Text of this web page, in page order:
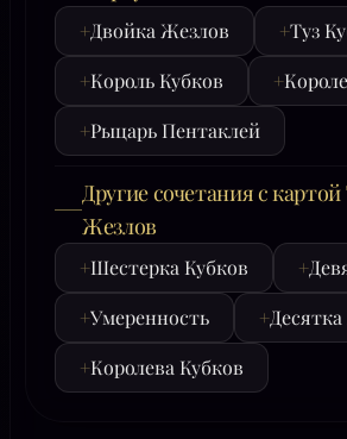
+Двойка Жезлов +Туз
+Король Кубков +
+Рыцарь Пентаклей
Другие сочетания с
Жезлов
+Шестерка Кубков +
+Умеренность +
+Королева Кубков